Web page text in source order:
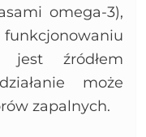
omega-3),
źródłem
może
zapalnych.